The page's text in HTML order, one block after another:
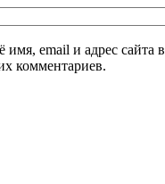
имя, email и адрес сайта
комментариев.